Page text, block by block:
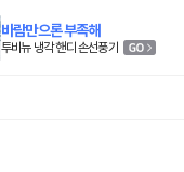
바람만으론 부족해
투비뉴 냉각 핸디 손선풍기